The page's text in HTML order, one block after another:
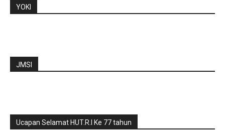
YOKI
JMSI
Ucapan Selamat HUT.R.I Ke 77 tahun